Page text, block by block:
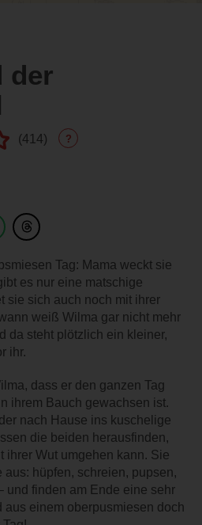
der
(414) ?
Tag: Mama weckt sie
es nur eine matschige
sie sich auch noch mit ihrer
weiß Wilma gar nicht mehr
da steht plötzlich ein kleiner,
ihr.
dass er den ganzen Tag
ihrem Bauch gewachsen ist.
nach Hause ins kuschelige
die beiden herausfinden,
ihrer Wut umgehen kann. Sie
hüpfen, schreien, pupsen,
und finden am Ende eine sehr
aus einem oberpusmiesen doch